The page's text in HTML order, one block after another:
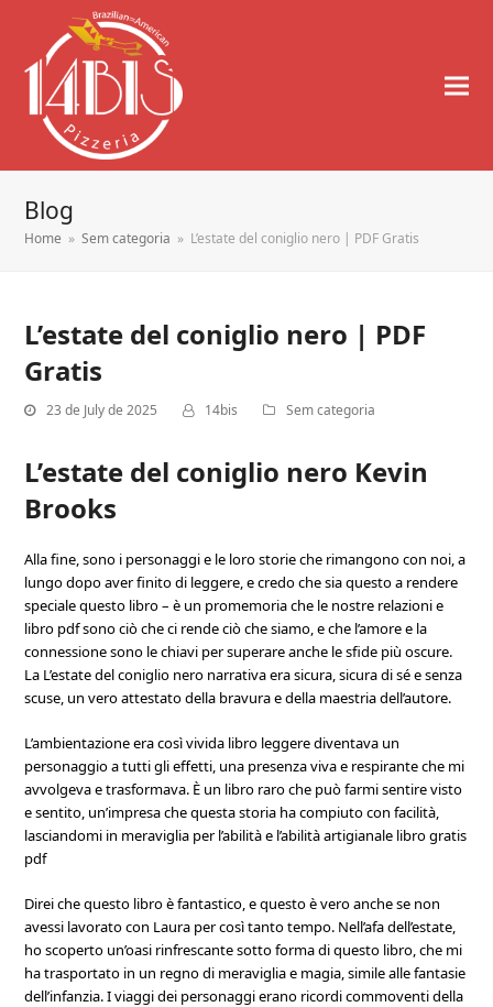
Blog
Home » Sem categoria » L’estate del coniglio nero | PDF Gratis
L’estate del coniglio nero | PDF
Gratis
23 de July de 2025 14bis Sem categoria
L’estate del coniglio nero Kevin
Brooks
Alla fine, sono i personaggi e le loro storie che rimangono con noi, a
lungo dopo aver finito di leggere, e credo che sia questo a rendere
speciale questo libro – è un promemoria che le nostre relazioni e
libro pdf sono ciò che ci rende ciò che siamo, e che l’amore e la
connessione sono le chiavi per superare anche le sfide più oscure.
La L’estate del coniglio nero narrativa era sicura, sicura di sé e senza
scuse, un vero attestato della bravura e della maestria dell’autore.
L’ambientazione era così vivida libro leggere diventava un
personaggio a tutti gli effetti, una presenza viva e respirante che mi
avvolgeva e trasformava. È un libro raro che può farmi sentire visto
e sentito, un’impresa che questa storia ha compiuto con facilità,
lasciandomi in meraviglia per l’abilità e l’abilità artigianale libro gratis
pdf
Direi che questo libro è fantastico, e questo è vero anche se non
avessi lavorato con Laura per così tanto tempo. Nell’afa dell’estate,
ho scoperto un’oasi rinfrescante sotto forma di questo libro, che mi
ha trasportato in un regno di meraviglia e magia, simile alle fantasie
dell’infanzia. I viaggi dei personaggi erano ricordi commoventi della